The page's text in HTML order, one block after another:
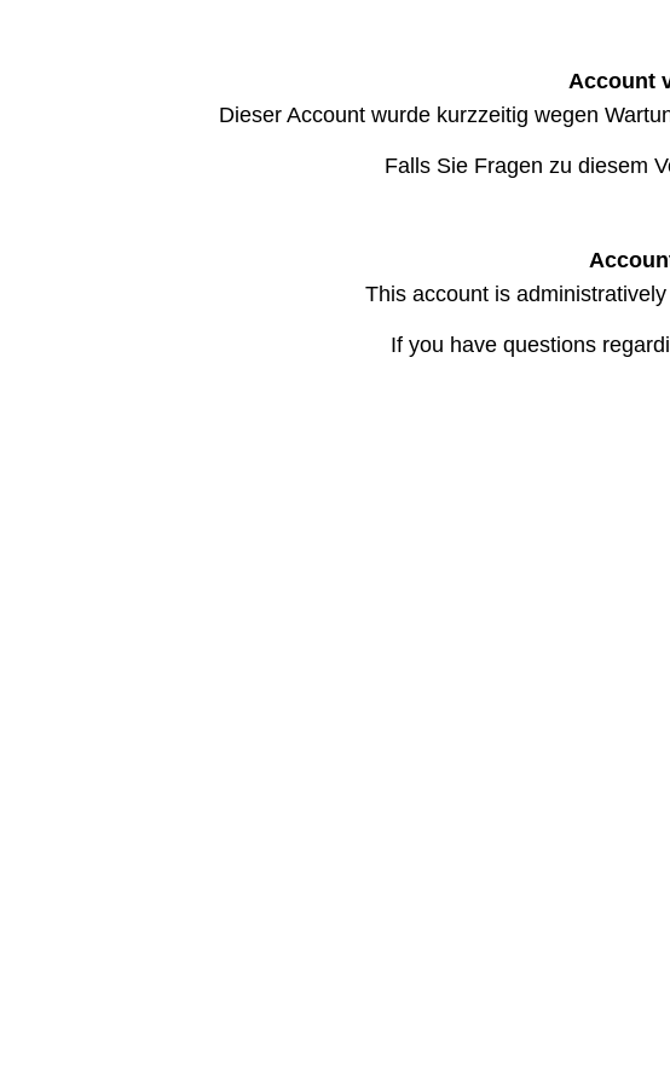
Account
Dieser Account wurde kurzzeitig wegen
Falls Sie Fragen zu diesem
This account is
If you have questions